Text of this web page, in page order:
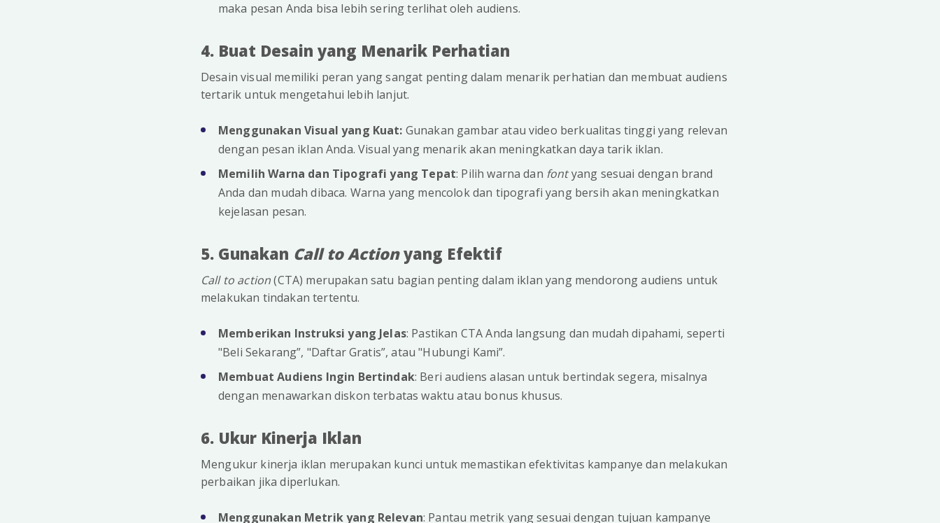
maka pesan Anda bisa lebih sering terlihat oleh audiens.
4. Buat Desain yang Menarik Perhatian
Desain visual memiliki peran yang sangat penting dalam menarik perhatian dan membuat audiens
tertarik untuk mengetahui lebih lanjut.
Menggunakan Visual yang Kuat: Gunakan gambar atau video berkualitas tinggi yang relevan
dengan pesan iklan Anda. Visual yang menarik akan meningkatkan daya tarik iklan.
Memilih Warna dan Tipografi yang Tepat: Pilih warna dan fontyang sesuai dengan brand
Anda dan mudah dibaca. Warna yang mencolok dan tipografi yang bersih akan meningkatkan
kejelasan pesan.
5. Gunakan Call to Actionyang Efektif
Call to action(CTA) merupakan satu bagian penting dalam iklan yang mendorong audiens untuk
melakukan tindakan tertentu.
Memberikan Instruksi yang Jelas: Pastikan CTA Anda langsung dan mudah dipahami, seperti
"Beli Sekarang”, "Daftar Gratis”, atau "Hubungi Kami”.
Membuat Audiens Ingin Bertindak: Beri audiens alasan untuk bertindak segera, misalnya
dengan menawarkan diskon terbatas waktu atau bonus khusus.
6. Ukur Kinerja Iklan
Mengukur kinerja iklan merupakan kunci untuk memastikan efektivitas kampanye dan melakukan
perbaikan jika diperlukan.
Menggunakan Metrik yang Relevan: Pantau metrik yang sesuai dengan tujuan kampanye